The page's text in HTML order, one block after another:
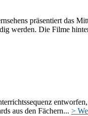
präsentiert das
werden. Die Filme
aus den Fächern... >